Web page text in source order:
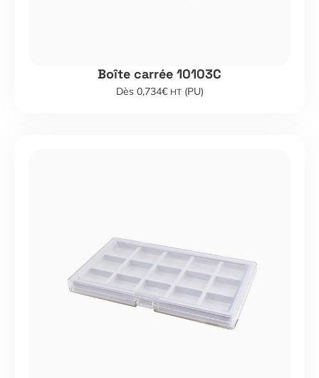
Boîte carrée 10103C
Dès 0,734€ HT(PU)